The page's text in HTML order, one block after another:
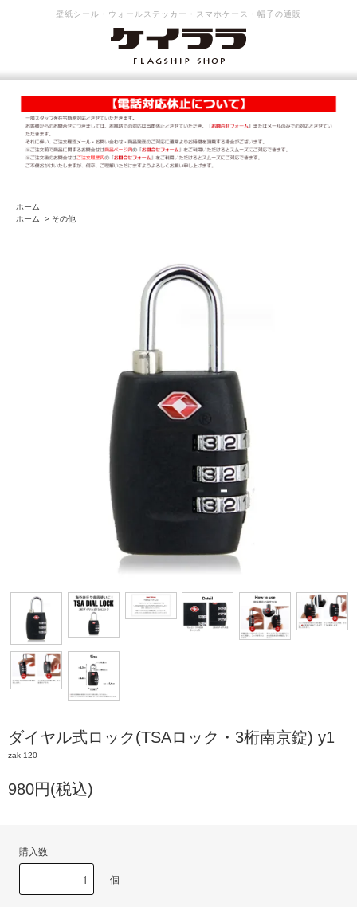
壁紙シール・ウォールステッカー・スマホケース・帽子の通販
ホーム
ホーム
> その他
ダイヤル式ロック(TSAロック・3桁南京錠) y1
zak-120
980円(税込)
購入数
個